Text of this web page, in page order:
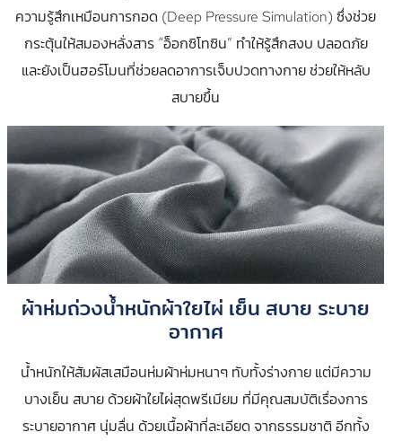
ความรู้สึกเหมือนการกอด (Deep Pressure Simulation) ซึ่งช่วย
กระตุ้นให้สมองหลั่งสาร “อ็อกซิโทซิน” ทำให้รู้สึกสงบ ปลอดภัย
และยังเป็นฮอร์โมนที่ช่วยลดอาการเจ็บปวดทางกาย ช่วยให้หลับ
สบายขึ้น
ผ้าห่มถ่วงน้ำหนักผ้าใยไผ่ เย็น สบาย ระบาย
อากาศ
น้ำหนักให้สัมผัสเสมือนห่มผ้าห่มหนาๆ ทับทั้งร่างกาย แต่มีความ
บางเย็น สบาย ด้วยผ้าใยไผ่สุดพรีเมียม ที่มีคุณสมบัติเรื่องการ
ระบายอากาศ​ นุ่มลื่น ด้วยเนื้อผ้าที่ละเอียด จากธรรมชาติ อีกทั้ง